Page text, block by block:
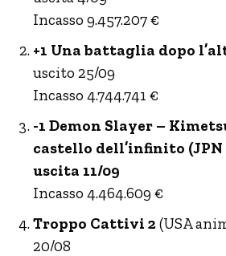
Incasso 9.457.207 €
+1 Una battaglia dopo
uscito 25/09
Incasso 4.744.741 €
-1 Demon Slayer –
castello dell’infinito (JPN
uscita 11/09
Incasso 4.464.609 €
Troppo Cattivi 2(USA
20/08